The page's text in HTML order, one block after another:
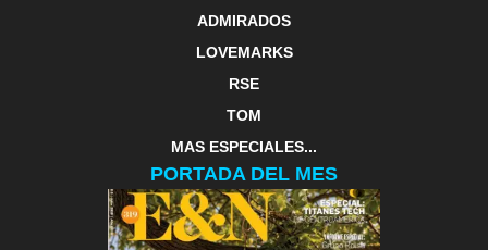
ADMIRADOS
LOVEMARKS
RSE
TOM
MAS ESPECIALES...
PORTADA DEL MES